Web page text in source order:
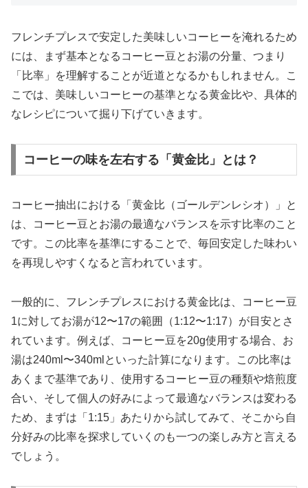
フレンチプレスで安定した美味しいコーヒーを淹れるため
には、まず基本となるコーヒー豆とお湯の分量、つまり
「比率」を理解することが近道となるかもしれません。こ
こでは、美味しいコーヒーの基準となる黄金比や、具体的
なレシピについて掘り下げていきます。
コーヒーの味を左右する「黄金比」とは？
コーヒー抽出における「黄金比（ゴールデンレシオ）」と
は、コーヒー豆とお湯の最適なバランスを示す比率のこと
です。この比率を基準にすることで、毎回安定した味わい
を再現しやすくなると言われています。
一般的に、フレンチプレスにおける黄金比は、コーヒー豆
1に対してお湯が12〜17の範囲（1:12〜1:17）が目安とさ
れています。例えば、コーヒー豆を20g使用する場合、お
湯は240ml〜340mlといった計算になります。この比率は
あくまで基準であり、使用するコーヒー豆の種類や焙煎度
合い、そして個人の好みによって最適なバランスは変わる
ため、まずは「1:15」あたりから試してみて、そこから自
分好みの比率を探求していくのも一つの楽しみ方と言える
でしょう。